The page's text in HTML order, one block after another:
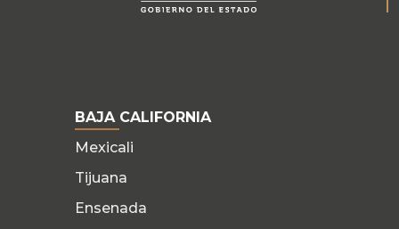
BAJA CALIFORNIA
Mexicali
Tijuana
Ensenada